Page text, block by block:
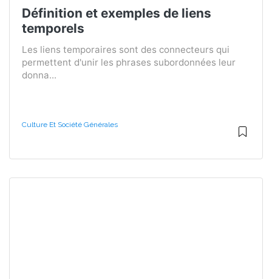
Définition et exemples de liens
temporels
Les liens temporaires sont des connecteurs qui
permettent d'unir les phrases subordonnées leur
donna...
Culture Et Société Générales